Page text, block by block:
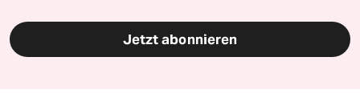
Jetzt abonnieren